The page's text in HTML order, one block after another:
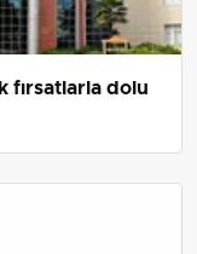
fırsatlarla dolu